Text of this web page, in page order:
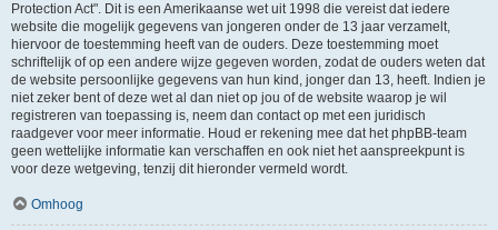
Protection Act". Dit is een Amerikaanse wet uit 1998 die vereist dat iedere
website die mogelijk gegevens van jongeren onder de 13 jaar verzamelt,
hiervoor de toestemming heeft van de ouders. Deze toestemming moet
schriftelijk of op een andere wijze gegeven worden, zodat de ouders weten dat
de website persoonlijke gegevens van hun kind, jonger dan 13, heeft. Indien je
niet zeker bent of deze wet al dan niet op jou of de website waarop je wil
registreren van toepassing is, neem dan contact op met een juridisch
raadgever voor meer informatie. Houd er rekening mee dat het phpBB-team
geen wettelijke informatie kan verschaffen en ook niet het aanspreekpunt is
voor deze wetgeving, tenzij dit hieronder vermeld wordt.
Omhoog